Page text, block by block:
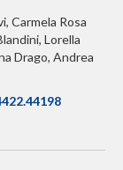
Carmela Rosa
Lorella
Drago, Andrea